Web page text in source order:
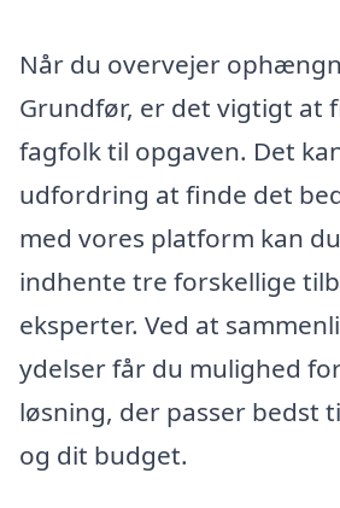
Når du overvejer
Grundfør, er det vigtigt at
fagfolk til opgaven. Det
udfordring at finde det
med vores platform kan
indhente tre forskellige
eksperter. Ved at
ydelser får du mulighed
løsning, der passer bedst
og dit budget.